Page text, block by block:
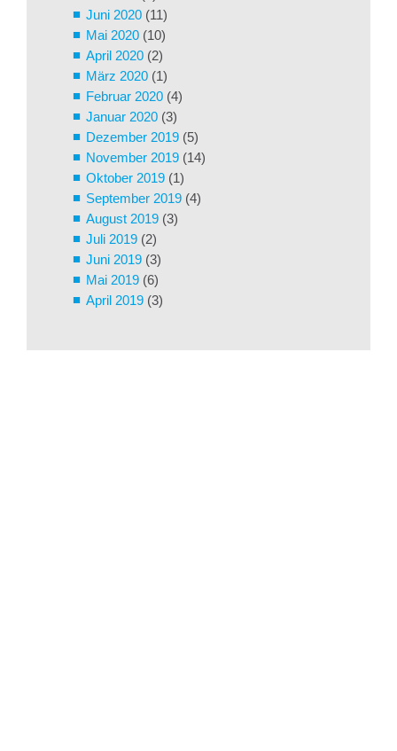
Juni 2020 (11)
Mai 2020 (10)
April 2020 (2)
März 2020 (1)
Februar 2020 (4)
Januar 2020 (3)
Dezember 2019 (5)
November 2019 (14)
Oktober 2019 (1)
September 2019 (4)
August 2019 (3)
Juli 2019 (2)
Juni 2019 (3)
Mai 2019 (6)
April 2019 (3)